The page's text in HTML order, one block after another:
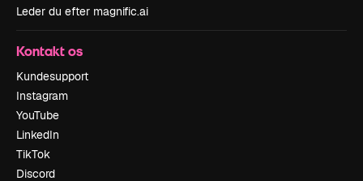
Leder du efter magnific.ai
Kontakt os
Kundesupport
Instagram
YouTube
LinkedIn
TikTok
Discord